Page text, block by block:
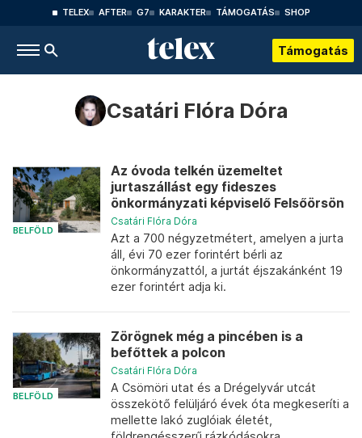
TELEX AFTER G7 KARAKTER TÁMOGATÁS SHOP
Támogatás
Csatári Flóra Dóra
BELFÖLD
Az óvoda telkén üzemeltet
jurtaszállást egy fideszes
önkormányzati képviselő Felsőörsön
Csatári Flóra Dóra
Azt a 700 négyzetmétert, amelyen a jurta
áll, évi 70 ezer forintért bérli az
önkormányzattól, a jurtát éjszakánként 19
ezer forintért adja ki.
BELFÖLD
Zörögnek még a pincében is a
befőttek a polcon
Csatári Flóra Dóra
A Csömöri utat és a Drégelyvár utcát
összekötő felüljáró évek óta megkeseríti a
mellette lakó zuglóiak életét,